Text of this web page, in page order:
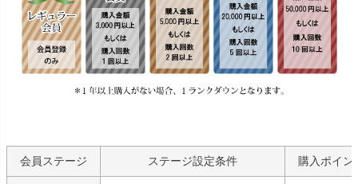
会員ステージ ステージ設定条件 購入ポイン